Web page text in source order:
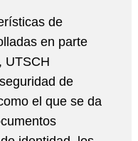
de
en parte
UTSCH
de
el que se da